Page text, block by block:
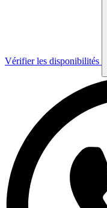
Vérifier les disponibilités